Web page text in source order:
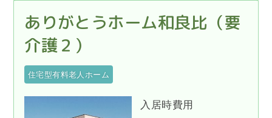
ありがとうホーム和良比（要
介護２）
住宅型有料老人ホーム
入居時費用